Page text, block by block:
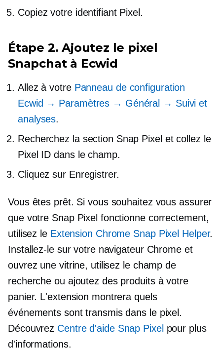
Copiez votre identifiant Pixel.
Étape 2. Ajoutez le pixel
Snapchat à Ecwid
Allez à votre Panneau de configuration
Ecwid → Paramètres → Général → Suivi et
analyses.
Recherchez la section Snap Pixel et collez le
Pixel ID dans le champ.
Cliquez sur Enregistrer.
Vous êtes prêt. Si vous souhaitez vous assurer
que votre Snap Pixel fonctionne correctement,
utilisez le Extension Chrome Snap Pixel Helper.
Installez-le sur votre navigateur Chrome et
ouvrez une vitrine, utilisez le champ de
recherche ou ajoutez des produits à votre
panier. L'extension montrera quels
événements sont transmis dans le pixel.
Découvrez Centre d'aide Snap Pixelpour plus
d'informations.